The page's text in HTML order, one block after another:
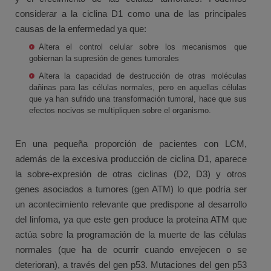
considerar a la ciclina D1 como una de las principales
causas de la enfermedad ya que:
Altera el control celular sobre los mecanismos que
gobiernan la supresión de genes tumorales
Altera la capacidad de destrucción de otras moléculas
dañinas para las células normales, pero en aquellas células
que ya han sufrido una transformación tumoral, hace que sus
efectos nocivos se multipliquen sobre el organismo.
En una pequeña proporción de pacientes con LCM,
además de la excesiva producción de ciclina D1, aparece
la sobre-expresión de otras ciclinas (D2, D3) y otros
genes asociados a tumores (gen ATM) lo que podría ser
un acontecimiento relevante que predispone al desarrollo
del linfoma, ya que este gen produce la proteína ATM que
actúa sobre la programación de la muerte de las células
normales (que ha de ocurrir cuando envejecen o se
deterioran), a través del gen p53. Mutaciones del gen p53